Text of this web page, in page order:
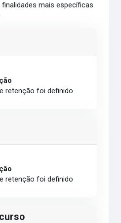
mais específicas
retenção foi definido
retenção foi definido